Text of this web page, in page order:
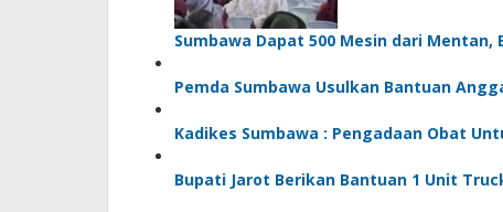
Sumbawa Dapat 500 Mesin dari
Pemda Sumbawa Usulkan Bantuan
Kadikes Sumbawa : Pengadaan Obat
Bupati Jarot Berikan Bantuan 1 Unit